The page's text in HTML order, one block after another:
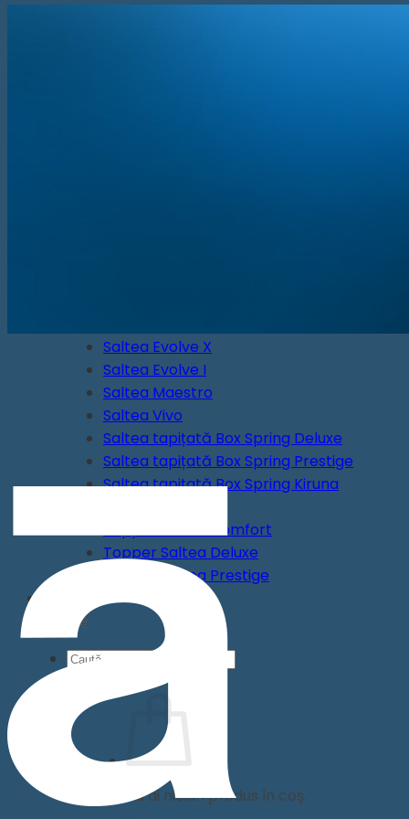
Saltea Evolve X
Saltea Evolve I
Saltea Maestro
Saltea Vivo
Saltea tapițată Box Spring Deluxe
Saltea tapițată Box Spring Prestige
Saltea tapițată Box Spring Kiruna
Topper Saltea Comfort
Topper Saltea Deluxe
Topper Saltea Prestige
Pilote
Caută
Nu ai niciun produs în coș.